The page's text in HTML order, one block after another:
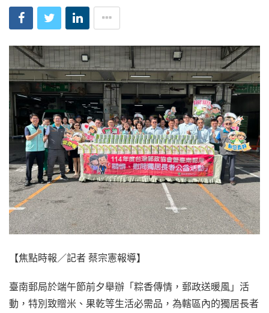
【焦點時報／記者 蔡宗憲報導】
臺南郵局於端午節前夕舉辦「粽香傳情，郵政送暖風」活
動，特別致贈米、果乾等生活必需品，為轄區內的獨居長者